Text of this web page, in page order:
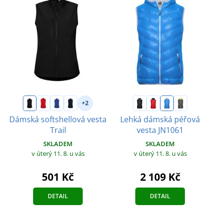
+2
Dámská softshellová vesta
Trail
SKLADEM
v úterý 11. 8. u vás
501 Kč
DETAIL
Lehká dámská péřová
vesta JN1061
SKLADEM
v úterý 11. 8. u vás
2 109 Kč
DETAIL